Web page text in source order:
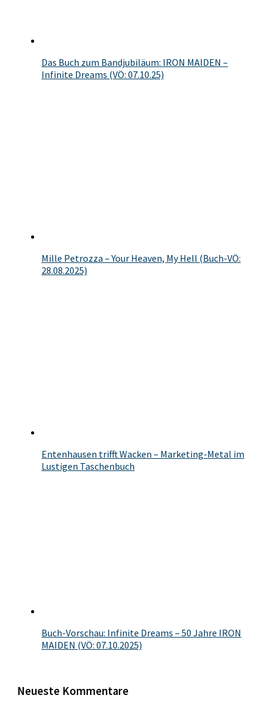
Das Buch zum Bandjubiläum: IRON MAIDEN –
Infinite Dreams (VÖ: 07.10.25)
Mille Petrozza – Your Heaven, My Hell (Buch-VÖ:
28.08.2025)
Entenhausen trifft Wacken – Marketing-Metal im
Lustigen Taschenbuch
Buch-Vorschau: Infinite Dreams – 50 Jahre IRON
MAIDEN (VÖ: 07.10.2025)
Neueste Kommentare